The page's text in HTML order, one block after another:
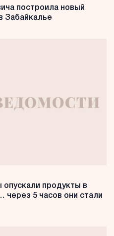
построила новый
Забайкалье
продукты в
через 5 часов они стали